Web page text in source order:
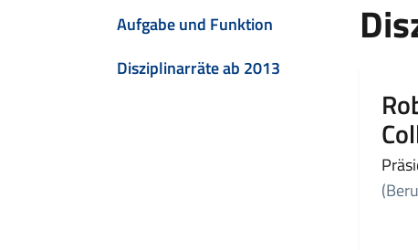
Aufgabe und Funktion
Disziplinarräte ab 2013